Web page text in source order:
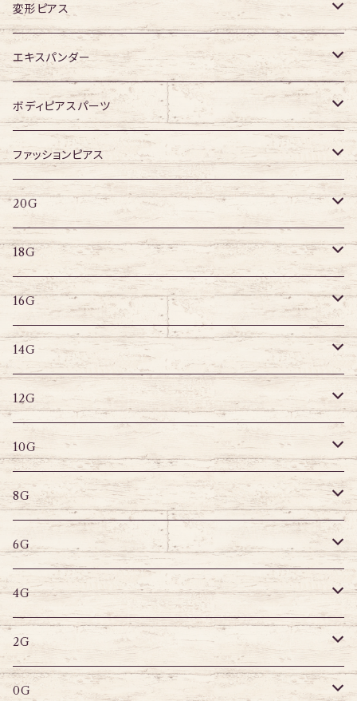
16G
14G
変形ピアス
ジュエル無し
ジュエル有り
エキスパンダー
316Lサージカルステンレス
アクリル
その他
ボディピアスパーツ
ネジタイプ
20G
18G
16G
14G
12G
8G
6G
はめ込みタイプ
ファッションピアス
ポストピアス
リングピアス
その他
20G
キャプティブリング
ラブレット
18G
キャプティブリング
ストレートバーベル
デザインバーベル
ラブレット
バナナバーベル
鼻ピアス
16G
キャプティブリング
ストレートバーベル
デザインバーベル
ラブレット
バナナバーベル
へそピアス
サーキュラー
スパイラル
変形ピアス
14G
キャプティブリング
ストレートバーベル
デザインバーベル
ラブレット
バナナバーベル
へそピアス
サーキュラー
スパイラル
12G
キャプティブリング
ストレートバーベル
ラブレット
バナナバーベル
セグメントリング
サーキュラーバーベル
10G
キャプティブリング
ストレートバーベル
ラブレット
バナナバーベル
セグメントリング
8G
キャプティブリング
ストレートバーベル
ラブレット
セグメントリング
6G
キャプティブリング
ストレートバーベル
トンネル
4G
キャプティブリング
ストレートバーベル
2G
トンネル
0G